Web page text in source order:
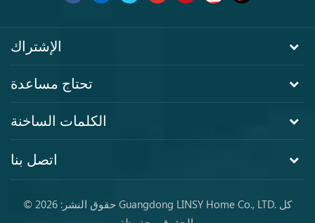
الإشتراك
تحتاج مساعدة
الكلمات الساخنة
اتصل بنا
© حقوق النشر: 2026 Guangdong LINSY Home Co., LTD. كل